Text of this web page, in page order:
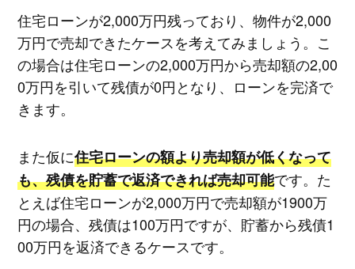
住宅ローンが2,000万円残っており、物件が2,000
万円で売却できたケースを考えてみましょう。こ
の場合は住宅ローンの2,000万円から売却額の2,00
0万円を引いて残債が0円となり、ローンを完済で
きます。
また仮に住宅ローンの額より売却額が低くなって
も、残債を貯蓄で返済できれば売却可能です。た
とえば住宅ローンが2,000万円で売却額が1900万
円の場合、残債は100万円ですが、貯蓄から残債1
00万円を返済できるケースです。